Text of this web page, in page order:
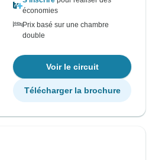
économies
Prix basé sur une chambre
double
Voir le circuit
Télécharger la brochure